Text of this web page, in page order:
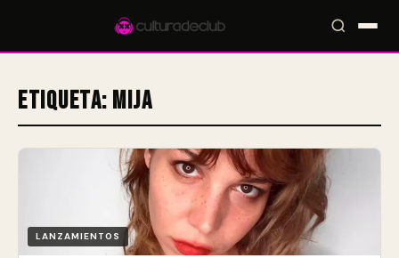
Accesos rápidos:🎪 Eventos🎤 Artistas📍 Locales📰 Magazine
Etiqueta: Mija
LANZAMIENTOS